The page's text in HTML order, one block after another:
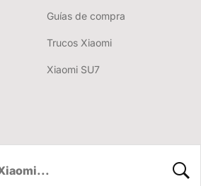
Guías de compra
Trucos Xiaomi
Xiaomi SU7